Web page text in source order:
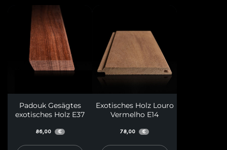
Padouk Gesägtes
exotisches Holz E37
86,00 €
Exotisches Holz Louro
Vermelho E14
78,00 €